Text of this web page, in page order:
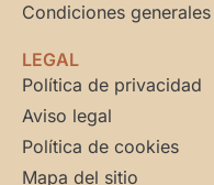
Condiciones generales
LEGAL
Política de privacidad
Aviso legal
Política de cookies
Mapa del sitio